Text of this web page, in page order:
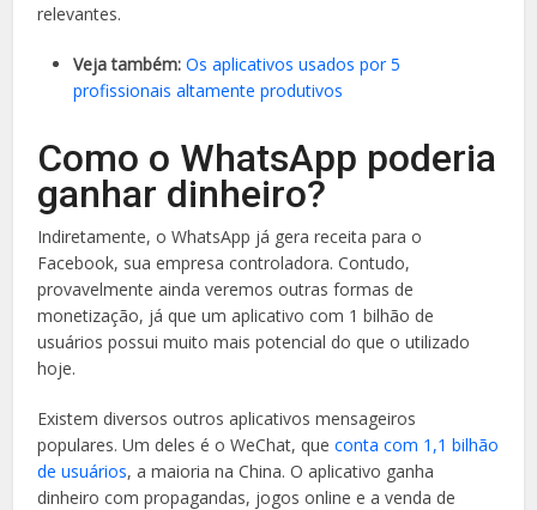
relevantes.
Veja também: Os aplicativos usados por 5
profissionais altamente produtivos
Como o WhatsApp poderia
ganhar dinheiro?
Indiretamente, o WhatsApp já gera receita para o
Facebook, sua empresa controladora. Contudo,
provavelmente ainda veremos outras formas de
monetização, já que um aplicativo com 1 bilhão de
usuários possui muito mais potencial do que o utilizado
hoje.
Existem diversos outros aplicativos mensageiros
populares. Um deles é o WeChat, queconta com 1,1 bilhão
de usuários, a maioria na China. O aplicativo ganha
dinheiro com propagandas, jogos online e a venda de